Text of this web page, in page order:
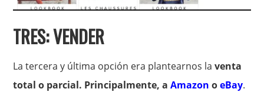
TRES: VENDER
La tercera y última opción era plantearnos laventa
total o parcial. Principalmente, aAmazon oeBay.